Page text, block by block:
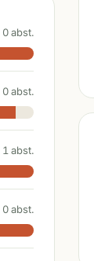
0abst.
0abst.
1 abst.
0abst.